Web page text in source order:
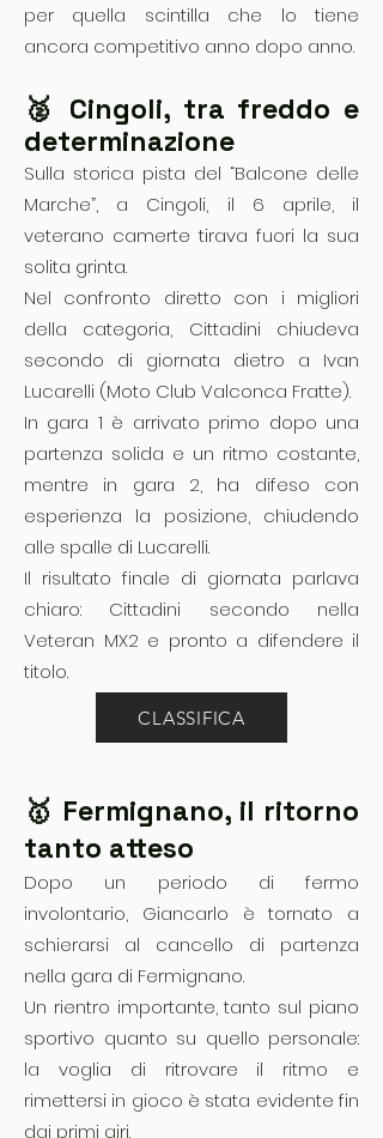
per quella scintilla che lo tiene
ancora competitivo anno dopo anno.
🥈 Cingoli, tra freddo e
determinazione
Sulla storica pista del “Balcone delle
Marche”, a Cingoli, il 6 aprile, il
veterano camerte tirava fuori la sua
solita grinta.
Nel confronto diretto con i migliori
della categoria, Cittadini chiudeva
secondo di giornata dietro a Ivan
Lucarelli (Moto Club Valconca Fratte).
In gara 1 è arrivato primo dopo una
partenza solida e un ritmo costante,
mentre in gara 2, ha difeso con
esperienza la posizione, chiudendo
alle spalle di Lucarelli.
Il risultato finale di giornata parlava
chiaro: Cittadini secondo nella
Veteran MX2 e pronto a difendere il
titolo.
🥇 Fermignano, il ritorno
tanto atteso
Dopo un periodo di fermo
involontario, Giancarlo è tornato a
schierarsi al cancello di partenza
nella gara di Fermignano.
Un rientro importante, tanto sul piano
sportivo quanto su quello personale:
la voglia di ritrovare il ritmo e
rimettersi in gioco è stata evidente fin
dai primi giri.
CLASSIFICA